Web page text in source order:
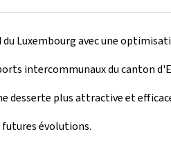
du Luxembourg avec une
intercommunaux du canton
desserte plus attractive et
futures évolutions.